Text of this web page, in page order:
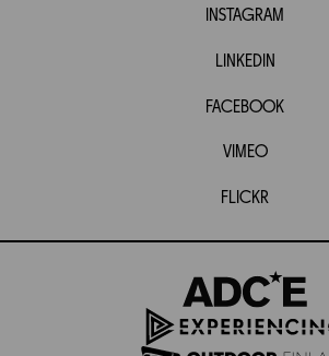
INSTAGRAM
LINKEDIN
FACEBOOK
VIMEO
FLICKR